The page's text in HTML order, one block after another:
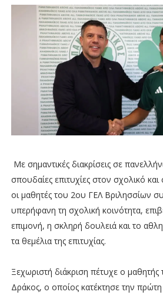
Με σημαντικές διακρίσεις σε
σπουδαίες επιτυχίες στον σχολικό
οι μαθητές του 2ου ΓΕΛ Βριλησσίων
υπερήφανη τη σχολική κοινότητα,
επιμονή, η σκληρή δουλειά και το
τα θεμέλια της επιτυχίας.
Ξεχωριστή διάκριση πέτυχε ο μαθητής
Δράκος, ο οποίος κατέκτησε την